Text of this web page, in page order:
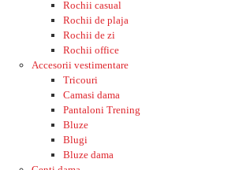
Rochii casual
Rochii de plaja
Rochii de zi
Rochii office
Accesorii vestimentare
Tricouri
Camasi dama
Pantaloni Trening
Bluze
Blugi
Bluze dama